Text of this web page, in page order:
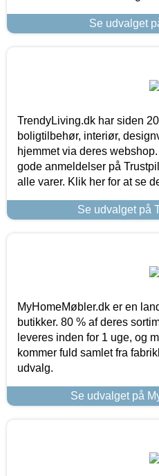
Se udvalget
TrendyLiving.dk har siden
boligtilbehør, interiør,
hjemmet via deres
gode anmeldelser på
alle varer. Klik her for at se
Se udvalget på
MyHomeMøbler.dk er en
butikker. 80 % af deres
leveres inden for 1 uge, og
kommer fuld samlet fra
udvalg.
Se udvalget på